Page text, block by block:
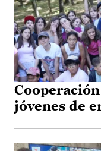
jóvenes de